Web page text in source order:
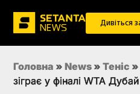
Дивіться
Головна » News » Теніс »
зіграє у фіналі WTA Дубай